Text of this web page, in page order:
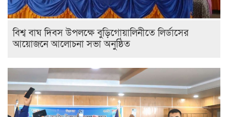
বিশ্ব বাঘ দিবস উপলক্ষে বুড়িগোয়ালিনীতে লির্ডাসের
আয়োজনে আলোচনা সভা অনুষ্ঠিত